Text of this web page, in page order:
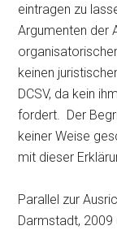
eintragen zu
Argumenten der
keinen
DCSV, da kein
fordert. Der
keiner Weise
mit dieser
Parallel zur
Darmstadt, 2009